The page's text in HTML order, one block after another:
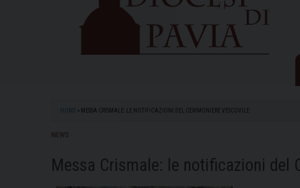
HOME » MESSA CRISMALE: LE NOTIFICAZIONI DEL CERIMONIERE VESCOVILE
NEWS
Messa Crismale: le notificazioni del